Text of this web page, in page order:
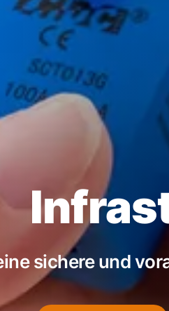
sichere und